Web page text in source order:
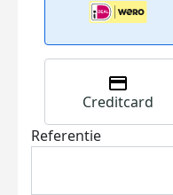
Creditcard
Referentie